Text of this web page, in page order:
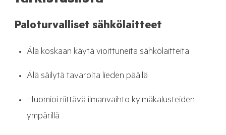
Paloturvalliset sähkölaitteet
Älä koskaan käytä vioittuneita sähkölaitteita
Älä säilytä tavaroita lieden päällä
Huomioi riittävä ilmanvaihto kylmäkalusteiden
ympärillä